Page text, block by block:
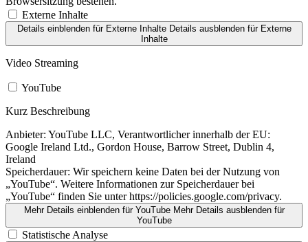
Externe Inhalte
Details einblendenfür Externe Inhalte Details ausblendenfür Externe
Inhalte
Video Streaming
YouTube
Kurz Beschreibung
Anbieter: YouTube LLC, Verantwortlicher innerhalb der EU:
Google Ireland Ltd., Gordon House, Barrow Street, Dublin 4,
Ireland
Speicherdauer: Wir speichern keine Daten bei der Nutzung von
„YouTube“. Weitere Informationen zur Speicherdauer bei
„YouTube“ finden Sie unter https://policies.google.com/privacy.
Mehr Details einblendenfür YouTube Mehr Details ausblendenfür
YouTube
Statistische Analyse